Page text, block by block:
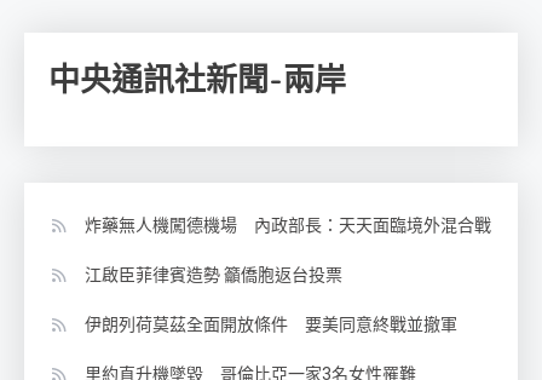
中央通訊社新聞-兩岸
炸藥無人機闖德機場 內政部長：天天面臨境外混合戰
江啟臣菲律賓造勢 籲僑胞返台投票
伊朗列荷莫茲全面開放條件 要美同意終戰並撤軍
里約直升機墜毀 哥倫比亞一家3名女性罹難